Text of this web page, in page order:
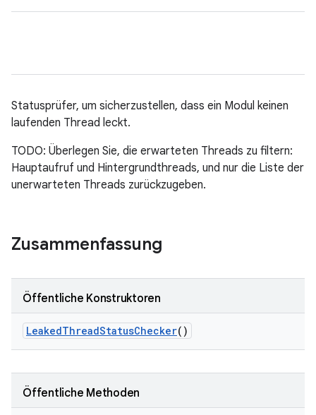
Statusprüfer, um sicherzustellen, dass ein Modul keinen
laufenden Thread leckt.
TODO: Überlegen Sie, die erwarteten Threads zu filtern:
Hauptaufruf und Hintergrundthreads, und nur die Liste der
unerwarteten Threads zurückzugeben.
Zusammenfassung
Öffentliche Konstruktoren
LeakedThreadStatusChecker()
Öffentliche Methoden